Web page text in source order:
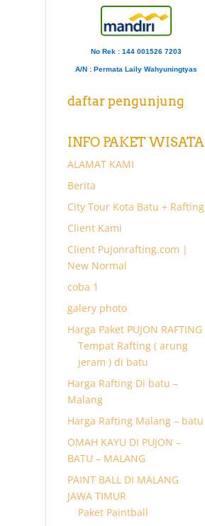
No Rek : 144 001526 7203
A/N : Permata Laily Wahyuningtyas
daftar pengunjung
INFO PAKET WISATA
ALAMAT KAMI
Berita
City Tour Kota Batu + Rafting
Client Kami
Client Pujonrafting.com |
New Normal
coba 1
galery photo
Harga Paket PUJON RAFTING
Tempat Rafting ( arung
jeram ) di batu
Harga Rafting Di batu –
Malang
Harga Rafting Malang – batu
OMAH KAYU DI PUJON –
BATU – MALANG
PAINT BALL DI MALANG
JAWA TIMUR
Paket Paintball